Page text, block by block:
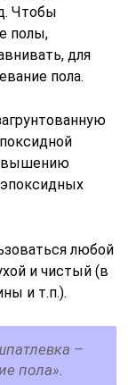
Чтобы
полы,
для
пола.
любой
и чистый (в
и т.п.).
–
пола».